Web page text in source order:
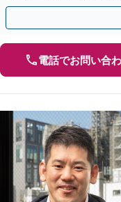
果的な手続きを選択します
電話でお問い合